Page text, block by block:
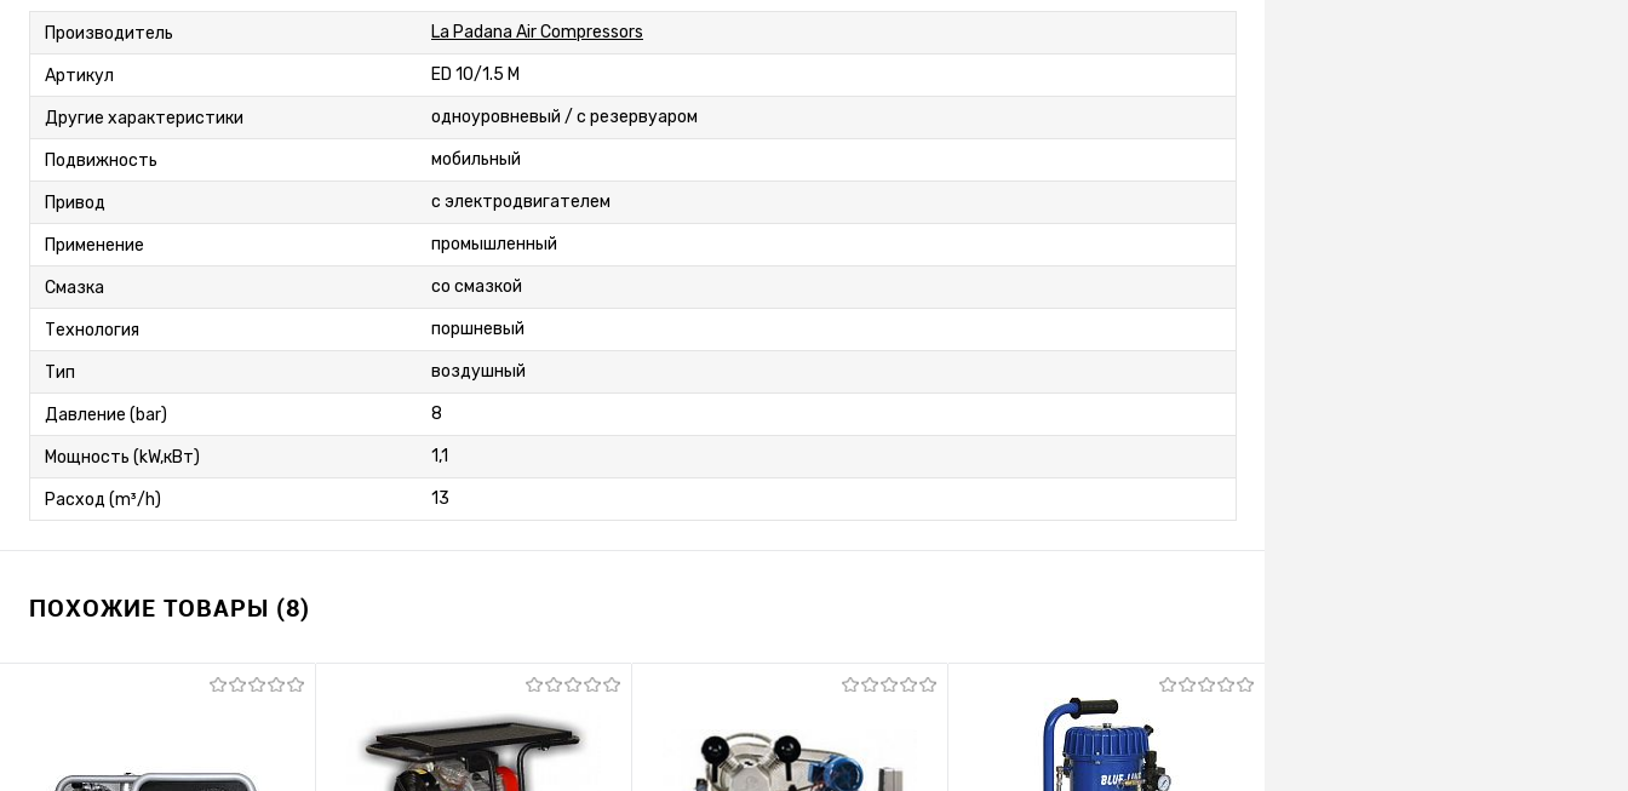
Производитель La Padana Air Compressors
Артикул ED 10/1.5 M
Другие характеристики одноуровневый / с резервуаром
Подвижность мобильный
Привод с электродвигателем
Применение промышленный
Смазка со смазкой
Технология поршневый
Тип воздушный
Давление (bar) 8
Мощность (kW,кВт) 1,1
Расход (m³/h) 13
ПОХОЖИЕ ТОВАРЫ (8)